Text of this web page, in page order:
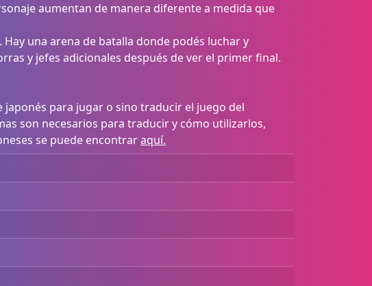
aumentan de manera diferente a medida que
una arena de batalla donde podés luchar y
y jefes adicionales después de ver el primer final.
japonés para jugar o sino traducir el juego del
son necesarios para traducir y cómo utilizarlos,
se puede encontraraquí.